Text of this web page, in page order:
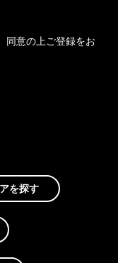
同意の上ご登録をお
を探す